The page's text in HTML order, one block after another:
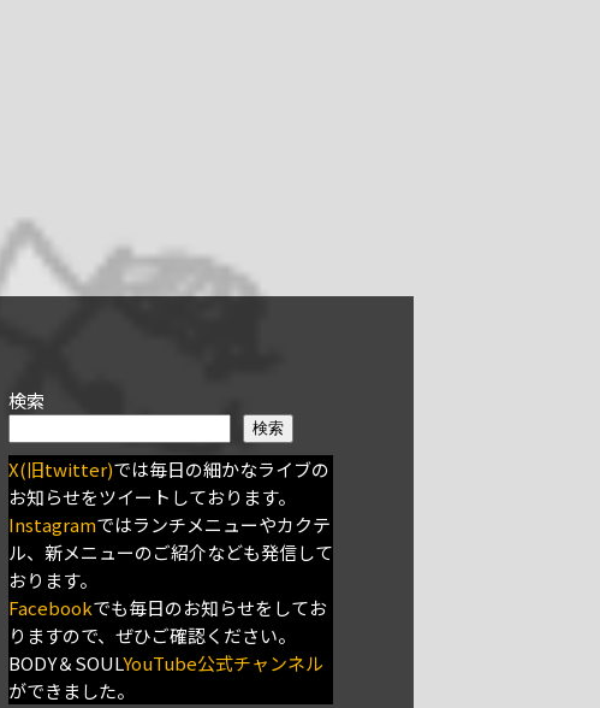
検索
検索
X(旧twitter)では毎日の細かなライブの
お知らせをツイートしております。
Instagramではランチメニューやカクテ
ル、新メニューのご紹介なども発信して
おります。
Facebookでも毎日のお知らせをしてお
りますので、ぜひご確認ください。
BODY＆SOULYouTube公式チャンネル
ができました。